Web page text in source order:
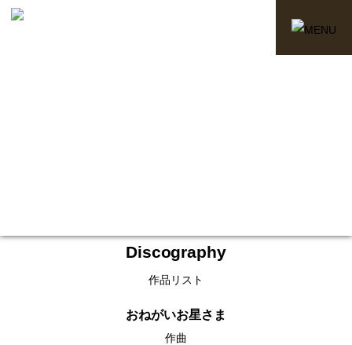
Discography
作品リスト
おねがいお星さま
作曲